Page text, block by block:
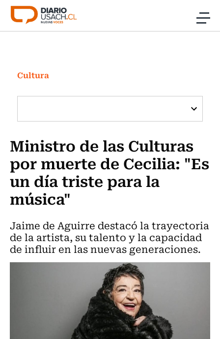
Click acá para ir directamente al contenido
Investigación
Cultura
Programas Radio y TV Usach
Cultura
Ministro de las Culturas
por muerte de Cecilia: "Es
un día triste para la
música"
Jaime de Aguirre destacó la trayectoria
de la artista, su talento y la capacidad
de influir en las nuevas generaciones.